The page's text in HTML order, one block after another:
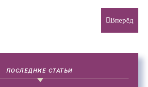
Вперёд
ПОСЛЕДНИЕ СТАТЬИ